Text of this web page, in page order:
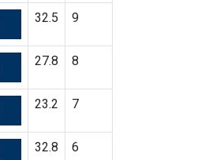
32.5 9
27.8 8
23.2 7
32.8 6